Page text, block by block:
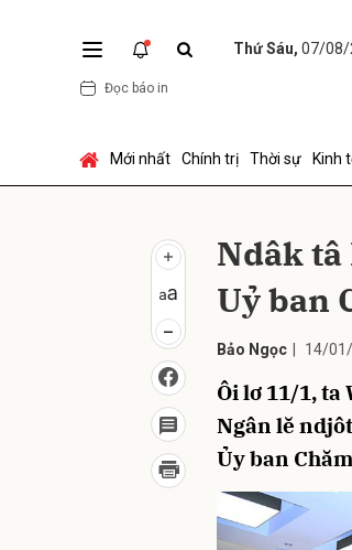
Thứ Sáu, 07/08/
Đọc báo in
Mới nhất Chính trị Thời sự Kinh
Ndâk
Uỷ ban
Bảo Ngọc 14/
Ôi lơ 11/1, ta
Ngân lĕ
Ủy ban